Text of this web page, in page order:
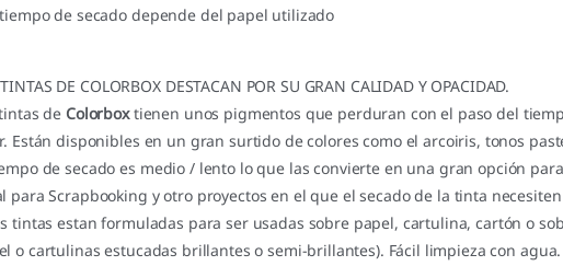
de secado depende del papel utilizado
DE COLORBOX DESTACAN POR SU GRAN CALIDAD Y OPACIDAD.
de Colorboxtienen unos pigmentos que perduran con el paso del
Están disponibles en un gran surtido de colores como el arcoiris, tonos
de secado es medio / lento lo que las convierte en una gran opción
para Scrapbooking y otro proyectos en el que el secado de la tinta
tintas estan formuladas para ser usadas sobre papel, cartulina, cartón o
o cartulinas estucadas brillantes o semi-brillantes). Fácil limpieza con